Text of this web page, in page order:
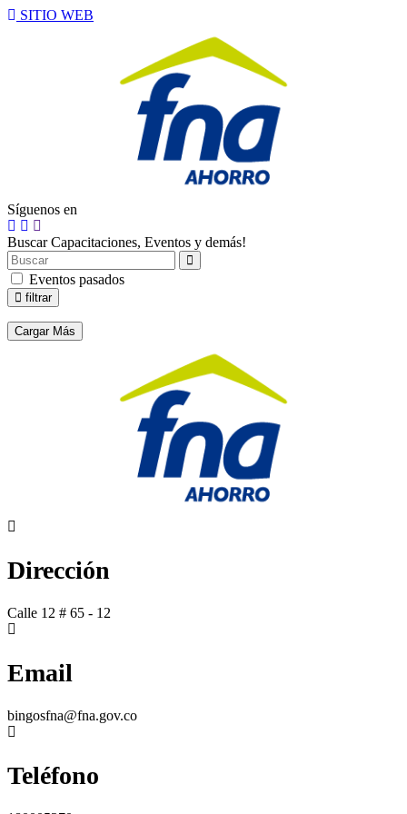
SITIO WEB
Síguenos en
Buscar Capacitaciones, Eventos y demás!
Eventos pasados
filtrar
Cargar Más
Dirección
Calle 12 # 65 - 12
Email
bingosfna@fna.gov.co
Teléfono